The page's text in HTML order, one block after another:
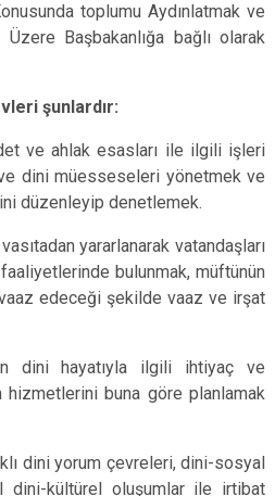
Seydiler
Taşköprü
toplumu Aydınlatmak ve
Başbakanlığa bağlı olarak
şunlardır:
ve ahlak esasları ile ilgili işleri
dini müesseseleri yönetmek ve
düzenleyip denetlemek.
yararlanarak vatandaşları
bulunmak, müftünün
edeceği şekilde vaaz ve irşat
dini hayatıyla ilgili ihtiyaç ve
hizmetlerini buna göre planlamak
dini yorum çevreleri, dini-sosyal
dini-kültürel oluşumlar ile irtibat